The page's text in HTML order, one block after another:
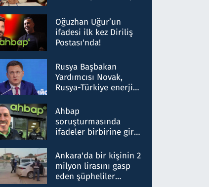
Oğuzhan Uğur’un
ifadesi ilk kez Diriliş
Postası'nda!
Rusya Başbakan
Yardımcısı Novak,
Rusya-Türkiye enerji
nitelikte olduğunu
belirtti
Ahbap
soruşturmasında
ifadeler birbirine girdi:
ifadelerinden ortaya
çıkan tablo şok etti
Ankara'da bir kişinin 2
milyon lirasını gasp
eden şüpheliler